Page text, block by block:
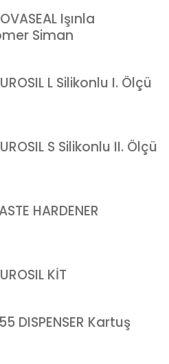
Işınla
Siman
L Silikonlu I. Ölçü
S Silikonlu II. Ölçü
HARDENER
KİT
DISPENSER Kartuş